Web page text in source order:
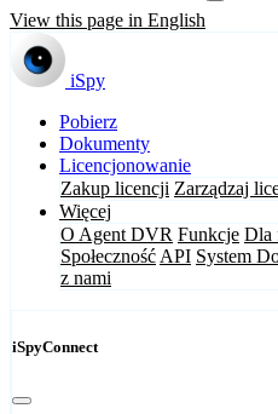
View this page in English
iSpy
Pobierz
Dokumenty
Licencjonowanie
Zakup licencji Zarządzaj
Więcej
O Agent DVR Funkcje Dla
Społeczność API System
z nami
iSpyConnect